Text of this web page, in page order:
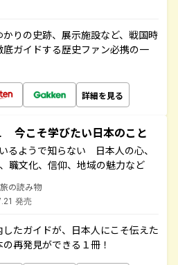
りの史跡、展示施設など、戦国時
ガイドする歴史ファン必携の一
詳細を見る
今こそ学びたい日本のこと
るようで知らない 日本人の心、
職文化、信仰、地域の魅力など
の読み物
発売
たガイドが、日本人にこそ伝えた
再発見ができる１冊！